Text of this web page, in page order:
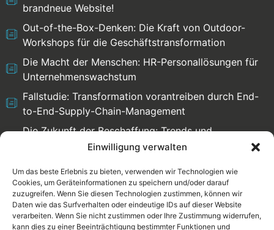
Einwilligung verwalten
Um das beste Erlebnis zu bieten, verwenden wir Technologien wie
Cookies, um Geräteinformationen zu speichern und/oder darauf
zuzugreifen. Wenn Sie diesen Technologien zustimmen, können wir
Daten wie das Surfverhalten oder eindeutige IDs auf dieser Website
verarbeiten. Wenn Sie nicht zustimmen oder Ihre Zustimmung widerrufen,
kann dies zu einer Beeinträchtigung bestimmter Funktionen und
brandneue Website!
Out-of-the-Box-Denken: Die Kraft von Outdoor-
Workshops für die Geschäftstransformation
Die Macht der Menschen: HR-Personallösungen für
Unternehmenswachstum
Fallstudie: Transformation vorantreiben durch End-
to-End-Supply-Chain-Management
Die Zukunft der Beschaffung: Trends und
Herausforderungen
Select language:
English Deutsch